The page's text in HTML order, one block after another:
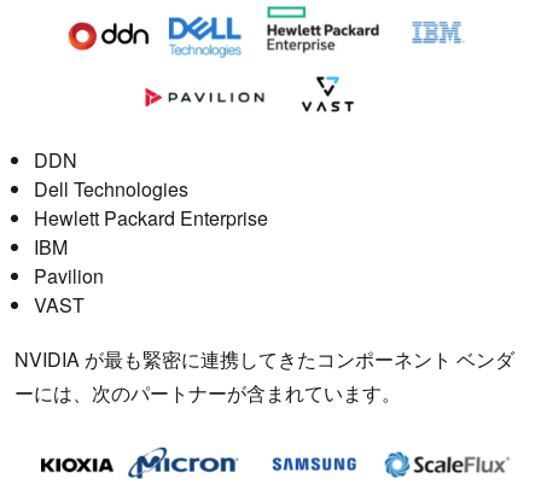
DDN
Dell Technologies
Hewlett Packard Enterprise
IBM
Pavilion
VAST
NVIDIA が最も緊密に連携してきたコンポーネント ベンダ
ーには、次のパートナーが含まれています。